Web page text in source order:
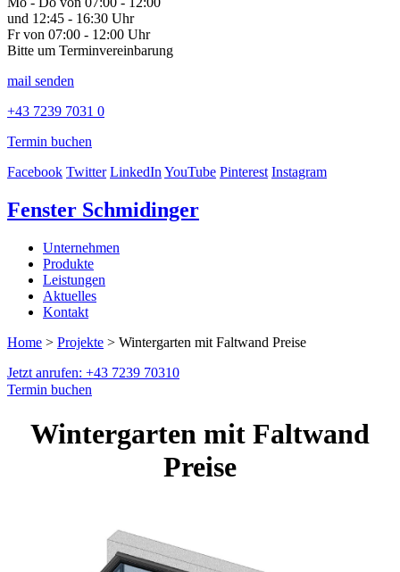
und 12:45 - 16:30 Uhr
Fr von 07:00 - 12:00 Uhr
Bitte um Terminvereinbarung
mail senden
+43 7239 7031 0
Termin buchen
Facebook Twitter LinkedInYouTube Pinterest Instagram
Fenster Schmidinger
Unternehmen
Produkte
Leistungen
Aktuelles
Kontakt
Home > Projekte > Wintergarten mit Faltwand Preise
Jetzt anrufen: +43 7239 70310
Termin buchen
Wintergarten mit Faltwand
Preise